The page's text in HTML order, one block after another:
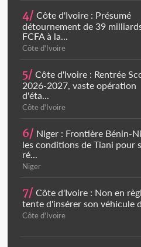
4/ Côte d'Ivoire : Présumé
détournement de 39
FCFA à la...
Côte d'Ivoire
5/ Côte d'Ivoire : Rentrée
2026-2027, vaste opération
d'éta...
Côte d'Ivoire
6/ Niger : Frontière Bénin-
les conditions de Tiani pour
ré...
Niger
7/ Côte d'Ivoire : Non en
tente d'insérer son véhicule
Côte d'Ivoire